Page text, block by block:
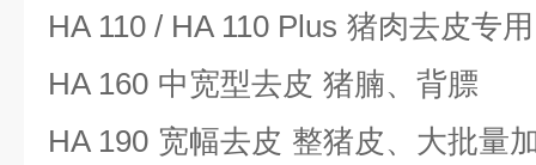
HA 110 / HA 110 Plus 猪肉去皮专用
HA 160 中宽型去皮 猪腩、背膘
HA 190 宽幅去皮 整猪皮、大批量